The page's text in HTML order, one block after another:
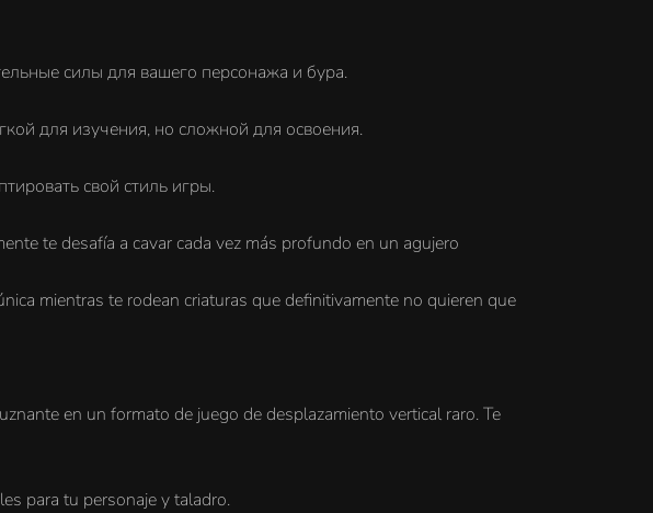
силы для вашего персонажа и бура.
для изучения, но сложной для освоения.
свой стиль игры.
te desafía a cavar cada vez más profundo en un agujero
mientras te rodean criaturas que definitivamente no quieren que
en un formato de juego de desplazamiento vertical raro. Te
para tu personaje y taladro.